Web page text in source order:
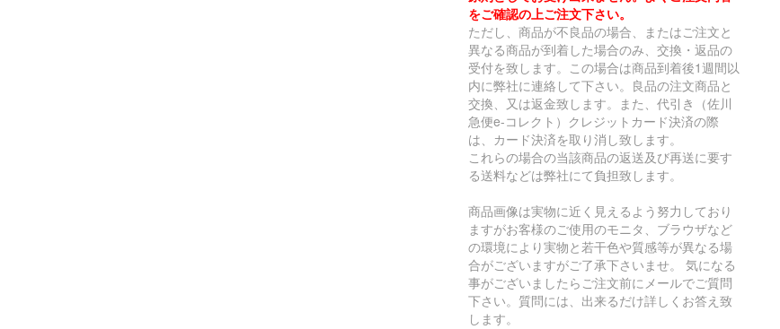
をご確認の上ご注文下さい。
ただし、商品が不良品の場合、またはご注文と
異なる商品が到着した場合のみ、交換・返品の
受付を致します。この場合は商品到着後1週間以
内に弊社に連絡して下さい。良品の注文商品と
交換、又は返金致します。また、代引き（佐川
急便e-コレクト）クレジットカード決済の際
は、カード決済を取り消し致します。
これらの場合の当該商品の返送及び再送に要す
る送料などは弊社にて負担致します。
商品画像は実物に近く見えるよう努力しており
ますがお客様のご使用のモニタ、ブラウザなど
の環境により実物と若干色や質感等が異なる場
合がございますがご了承下さいませ。 気になる
事がございましたらご注文前にメールでご質問
下さい。質問には、出来るだけ詳しくお答え致
します。